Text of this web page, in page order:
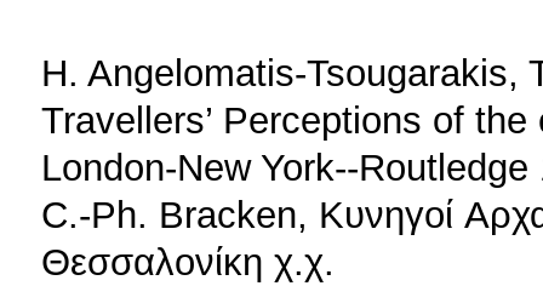
H. Angelomatis-
Travellers’ Perceptions of
London-New York--Routledge
C.-Ph. Bracken, Kυνηγοί
Θεσσαλονίκη χ.χ.